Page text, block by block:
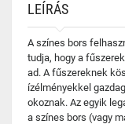
LEÍRÁS
A színes bors
tudja, hogy a
ad. A fűszereknek
ízélményekkel
okoznak. Az egyik
a színes bors (vagy